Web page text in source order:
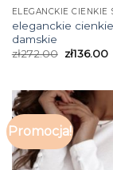
eleganckie
damskie
zł272.00 zł136.00
Promocja!